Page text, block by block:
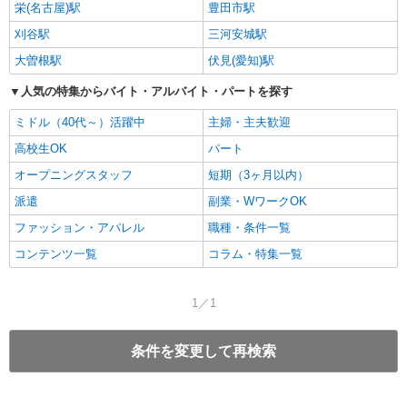
栄(名古屋)駅
豊田市駅
刈谷駅
三河安城駅
大曽根駅
伏見(愛知)駅
人気の特集からバイト・アルバイト・パートを探す
ミドル（40代～）活躍中
主婦・主夫歓迎
高校生OK
パート
オープニングスタッフ
短期（3ヶ月以内）
派遣
副業・WワークOK
ファッション・アパレル
職種・条件一覧
コンテンツ一覧
コラム・特集一覧
1／1
条件を変更して再検索